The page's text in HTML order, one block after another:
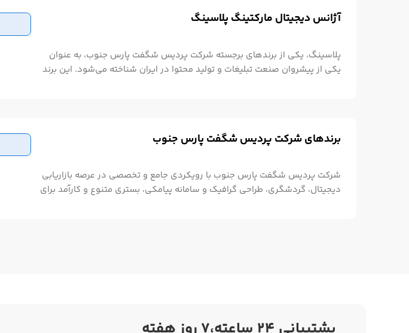
آژانس دیجیتال مارکتینگ پلاسینگ
پلاسینگ، یکی از برندهای برجسته شرکت پردیس شگفت پارس جنوب، به عنوان
یکی از پیشروان صنعت تبلیغات و تولید محتوا در ایران شناخته می‌شود. این برند
برندهای شرکت پردیس شگفت پارس جنوب
شرکت پردیس شگفت پارس جنوب با رویکردی جامع و تخصصی در عرصه بازاریابی
دیجیتال، گردشگری، طراحی گرافیک و سامانه پیامکی، بستری متنوع و کارآمد برای